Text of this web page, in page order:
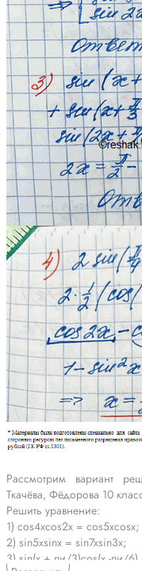
Рассмотрим вариант
Ткачёва, Фёдорова 10
Решить уравнение:
1) cos4xcos2x = cos5хcosх;
2) sin5xsinx = sin7xsin3x;
3) sin(x + пи/3)cos(x -пи/6)